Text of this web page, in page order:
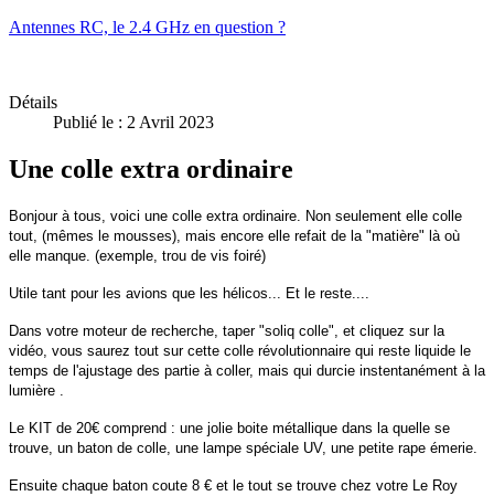
Antennes RC, le 2.4 GHz en question ?
Détails
Publié le : 2 Avril 2023
Une colle extra ordinaire
Bonjour à tous, voici une colle extra ordinaire. Non seulement elle colle
tout, (mêmes le mousses), mais encore elle refait de la "matière" là où
elle manque. (exemple, trou de vis foiré)
Utile tant pour les avions que les hélicos... Et le reste....
Dans votre moteur de recherche, taper "soliq colle", et cliquez sur la
vidéo, vous saurez tout sur cette colle révolutionnaire qui reste liquide le
temps de l'ajustage des partie à coller, mais qui durcie instentanément à la
lumière .
Le KIT de 20€ comprend : une jolie boite métallique dans la quelle se
trouve, un baton de colle, une lampe spéciale UV, une petite rape émerie.
Ensuite chaque baton coute 8 € et le tout se trouve chez votre Le Roy